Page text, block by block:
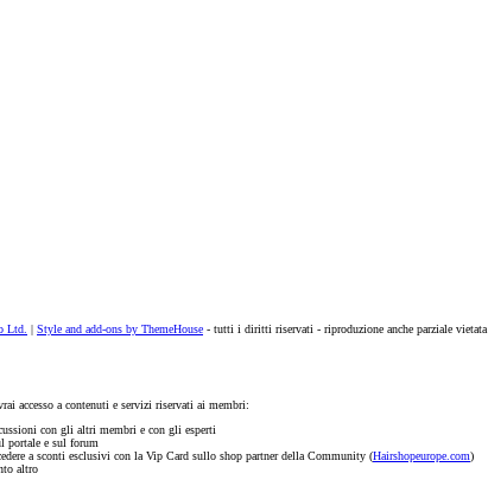
Ltd. Style and add-ons by ThemeHouse - tutti i diritti riservati - riproduzione anche parziale vietata
accesso a contenuti e servizi riservati ai membri:
con gli altri membri e con gli esperti
portale e sul forum
a sconti esclusivi con la Vip Card sullo shop partner della Community (Hairshopeurope.com)
altro